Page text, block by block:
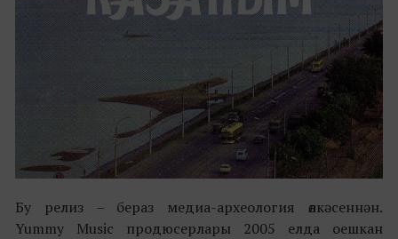
Бу релиз – бераз медиа-археология өлкәсеннән.
Yummy Music продюсерлары 2005 елда оешкан